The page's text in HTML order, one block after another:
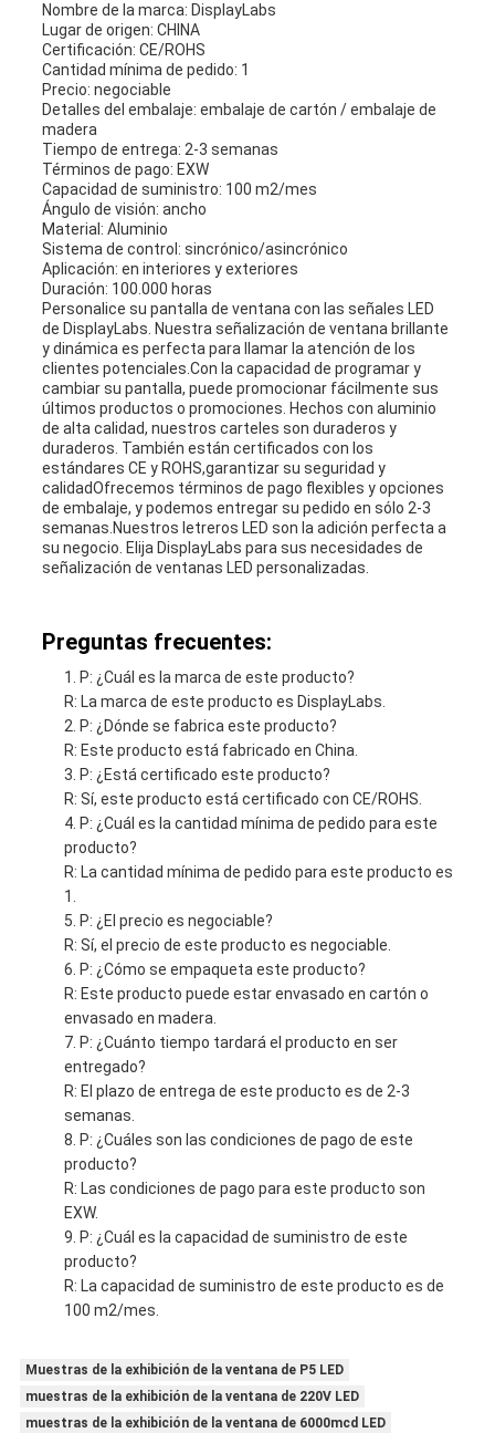
Nombre de la marca: DisplayLabs
Lugar de origen: CHINA
Certificación: CE/ROHS
Cantidad mínima de pedido: 1
Precio: negociable
Detalles del embalaje: embalaje de cartón / embalaje de
madera
Tiempo de entrega: 2-3 semanas
Términos de pago: EXW
Capacidad de suministro: 100 m2/mes
Ángulo de visión: ancho
Material: Aluminio
Sistema de control: sincrónico/asincrónico
Aplicación: en interiores y exteriores
Duración: 100.000 horas
Personalice su pantalla de ventana con las señales LED
de DisplayLabs. Nuestra señalización de ventana brillante
y dinámica es perfecta para llamar la atención de los
clientes potenciales.Con la capacidad de programar y
cambiar su pantalla, puede promocionar fácilmente sus
últimos productos o promociones. Hechos con aluminio
de alta calidad, nuestros carteles son duraderos y
duraderos. También están certificados con los
estándares CE y ROHS,garantizar su seguridad y
calidadOfrecemos términos de pago flexibles y opciones
de embalaje, y podemos entregar su pedido en sólo 2-3
semanas.Nuestros letreros LED son la adición perfecta a
su negocio. Elija DisplayLabs para sus necesidades de
señalización de ventanas LED personalizadas.
Preguntas frecuentes:
P: ¿Cuál es la marca de este producto?
R: La marca de este producto es DisplayLabs.
P: ¿Dónde se fabrica este producto?
R: Este producto está fabricado en China.
P: ¿Está certificado este producto?
R: Sí, este producto está certificado con CE/ROHS.
P: ¿Cuál es la cantidad mínima de pedido para este
producto?
R: La cantidad mínima de pedido para este producto es
1.
P: ¿El precio es negociable?
R: Sí, el precio de este producto es negociable.
P: ¿Cómo se empaqueta este producto?
R: Este producto puede estar envasado en cartón o
envasado en madera.
P: ¿Cuánto tiempo tardará el producto en ser
entregado?
R: El plazo de entrega de este producto es de 2-3
semanas.
P: ¿Cuáles son las condiciones de pago de este
producto?
R: Las condiciones de pago para este producto son
EXW.
P: ¿Cuál es la capacidad de suministro de este
producto?
R: La capacidad de suministro de este producto es de
100 m2/mes.
Muestras de la exhibición de la ventana de P5 LED
muestras de la exhibición de la ventana de 220V LED
muestras de la exhibición de la ventana de 6000mcd LED